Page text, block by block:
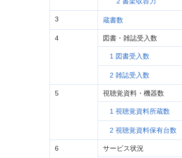
3 蔵書数
4 図書・雑誌受入数
1 図書受入数
2 雑誌受入数
5 視聴覚資料・機器数
1 視聴覚資料所蔵数
2 視聴覚資料保有台数
6 サービス状況